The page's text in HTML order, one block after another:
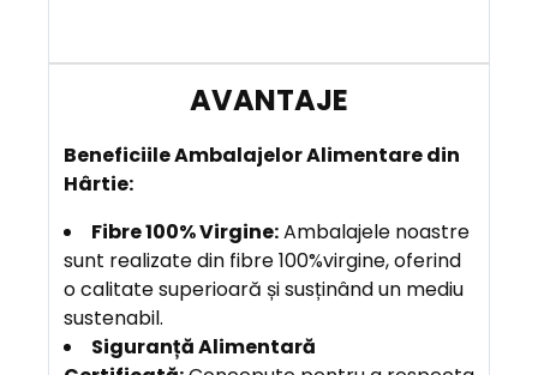
A
N
T
J
E
Beneficiile Ambalajelor Alimentare din
Hârtie:
Fibre 100% Virgine:Ambalajele noastre
sunt realizate din fibre 100%virgine, oferind
o calitate superioară și susținând un mediu
sustenabil.
Siguranță Alimentară